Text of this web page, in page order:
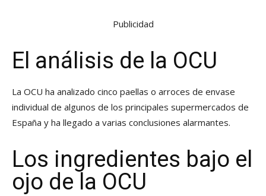
Publicidad
El análisis de la OCU
La OCU ha analizado cinco paellas o arroces de envase
individual de algunos de los principales supermercados de
España y ha llegado a varias conclusiones alarmantes.
Los ingredientes bajo el
ojo de la OCU